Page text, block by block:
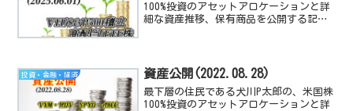
100%投資のアセットアロケーションと詳
細な資産推移、保有商品を公開する記事
投資・金融・経済 資産公開(2022.08.28)
最下層の住民である犬川P太郎の、米国株
100%投資のアセットアロケーションと詳